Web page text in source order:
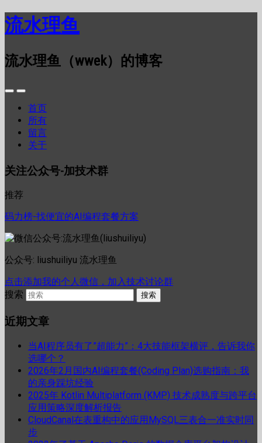
流水理鱼
流水理鱼（wwek）的博客
首页
所有
留言
关于
关注公众号-加技术群
推荐
码力榜-找便宜的AI编程套餐方案
公众号: liushuiliyu 流水理鱼
点击添加我的个人微信，加入技术讨论群
搜索
近期文章
当AI程序员有了”超能力”：4大技能框架横评，告诉我你
选哪个？
2026年2月国内AI编程套餐(Coding Plan)选购指南：我
的亲身踩坑经验
2025年 Kotlin Multiplatform (KMP) 技术成熟度与跨平台
应用策略深度解析报告
CloudCanal在表重构中的应用MySQL三表合一准实时同
步